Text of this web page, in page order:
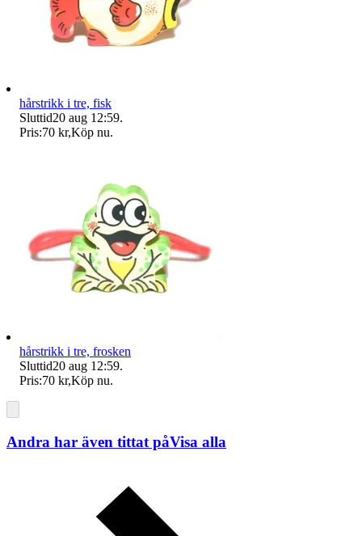
hårstrikk i tre, fisk
Sluttid20 aug 12:59.
Pris:70 kr,Köp nu.
hårstrikk i tre, frosken
Sluttid20 aug 12:59.
Pris:70 kr,Köp nu.
Andra har även tittat påVisa alla